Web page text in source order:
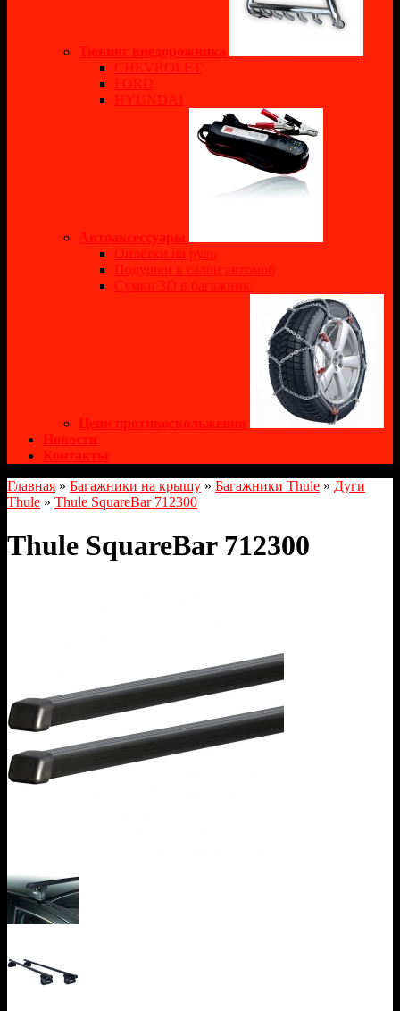
Тюнинг внедорожника
CHEVROLET
FORD
HYUNDAI
Автоаксессуары
Оплётки на руль
Подушки в салон автомоб
Сумки 3D в багажник.
Цепи противоскольжения
Новости
Контакты
Главная » Багажники на крышу » Багажники Thule » Дуги
Thule » Thule SquareBar 712300
Thule SquareBar 712300